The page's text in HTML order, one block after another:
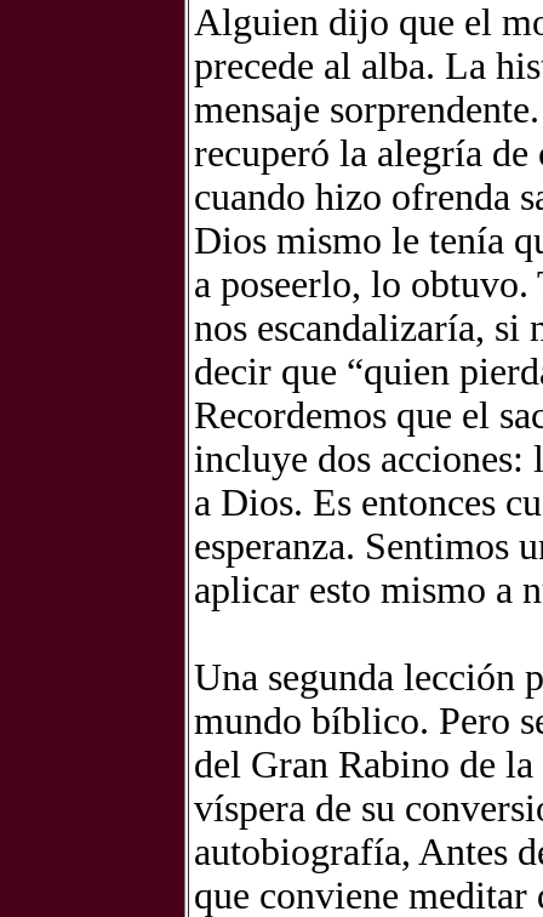
Alguien dijo que el
precede al alba. La
mensaje
recuperó la alegría
cuando hizo ofrenda
Dios mismo le tenía
a poseerlo, lo
nos escandalizaría, si
decir que “quien
Recordemos que el
incluye dos acciones:
a Dios. Es entonces
esperanza. Sentimos
aplicar esto mismo a
Una segunda lección
mundo bíblico. Pero
del Gran Rabino de
víspera de su
autobiografía, Antes
que conviene meditar